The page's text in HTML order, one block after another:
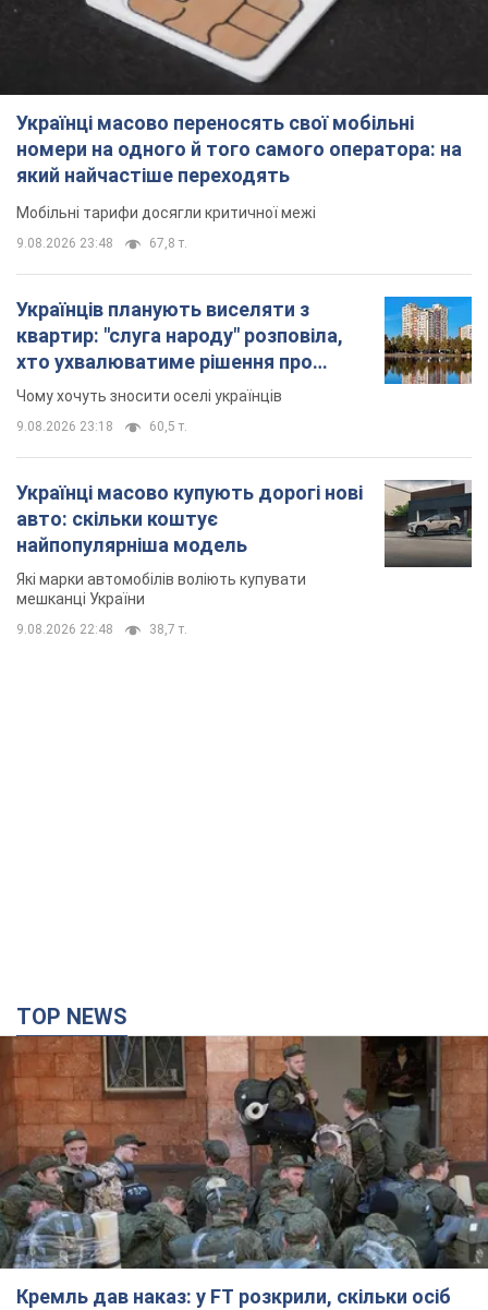
Українці масово переносять свої мобільні
номери на одного й того самого оператора: на
який найчастіше переходять
Мобільні тарифи досягли критичної межі
9.08.2026 23:48 67,8 т.
Українців планують виселяти з
квартир: "слуга народу" розповіла,
хто ухвалюватиме рішення про
знесення будинків
Чому хочуть зносити оселі українців
9.08.2026 23:18 60,5 т.
Українці масово купують дорогі нові
авто: скільки коштує
найпопулярніша модель
Які марки автомобілів воліють купувати
мешканці України
9.08.2026 22:48 38,7 т.
TOP NEWS
Кремль дав наказ: у FT розкрили, скільки осіб